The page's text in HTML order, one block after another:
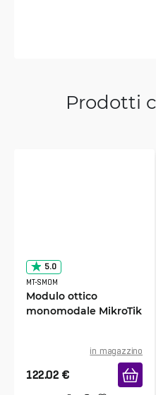
Prodotti
5.0
MT-SMOM
Modulo ottico
monomodale MikroTik
in magazzino
122.02 €